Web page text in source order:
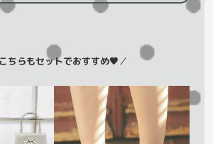
こちらもセットでおすすめ🖤／